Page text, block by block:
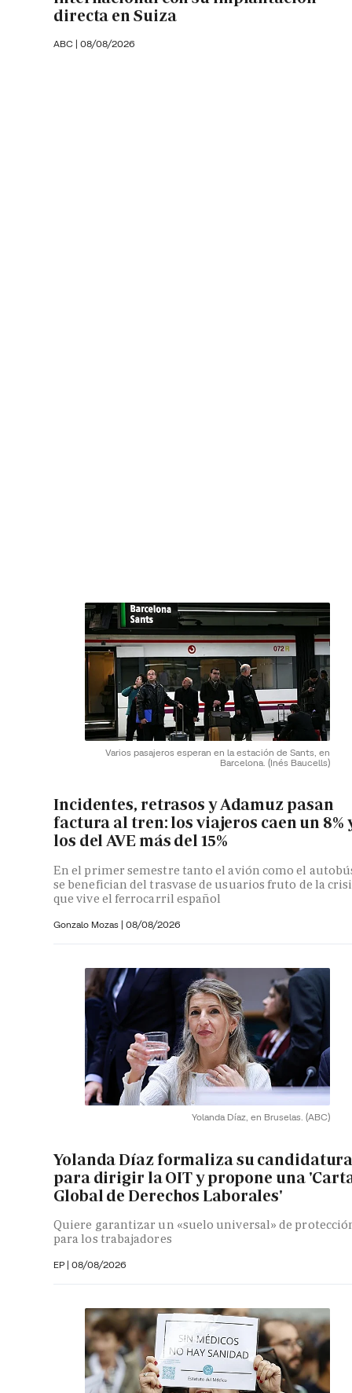
directa en Suiza
ABC | 08/08/2026
Varios pasajeros esperan en la estación de Sants, en
Barcelona. (Inés Baucells)
Incidentes, retrasos y Adamuz pasan
factura al tren: los viajeros caen un 8%
los del AVE más del 15%
En el primer semestre tanto el avión como el
se benefician del trasvase de usuarios fruto de la
que vive el ferrocarril español
Gonzalo Mozas | 08/08/2026
Yolanda Díaz, en Bruselas. (ABC)
Yolanda Díaz formaliza su
para dirigir la OIT y propone una
Global de Derechos Laborales'
Quiere garantizar un «suelo universal» de
para los trabajadores
EP | 08/08/2026